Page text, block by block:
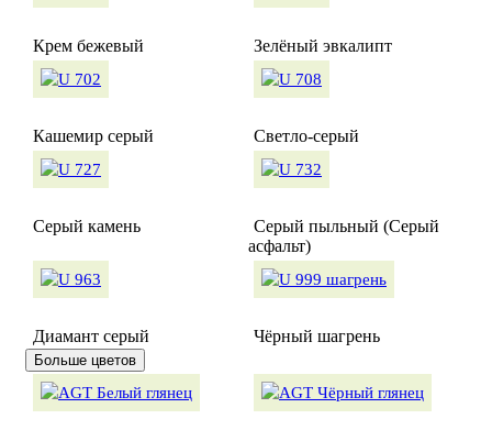
Крем бежевый Зелёный эвкалипт
Кашемир серый Светло-серый
Серый камень
Серый пыльный (Серый
асфальт)
Диамант серый Чёрный шагрень
Больше цветов